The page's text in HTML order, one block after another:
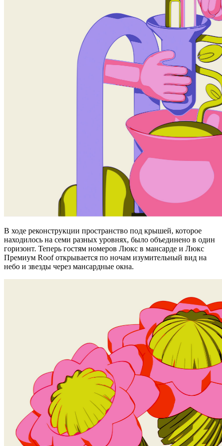
В ходе реконструкции пространство под крышей, которое
находилось на семи разных уровнях, было объединено в один
горизонт. Теперь гостям номеров Люкс в мансарде и Люкс
Премиум Roof открывается по ночам изумительный вид на
небо и звезды через мансардные окна.